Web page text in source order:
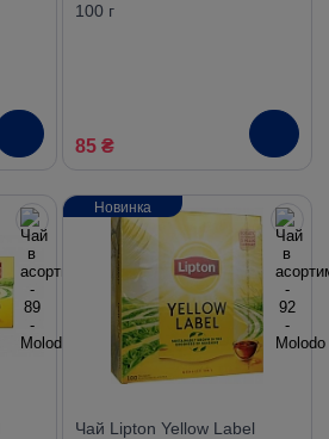
100 г
85 ₴
Чай Lipton Yellow Label
Новинка